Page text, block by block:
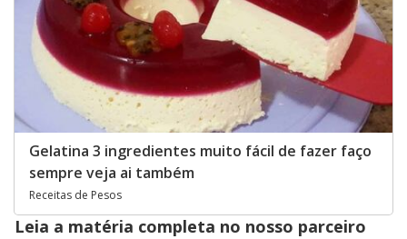
Gelatina 3 ingredientes muito fácil de fazer faço
sempre veja ai também
Receitas de Pesos
Leia a matéria completa no nosso parceiro